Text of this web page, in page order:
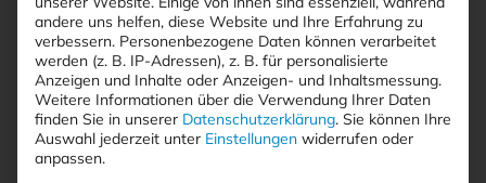
Suchen
Breadcrumb-Navigation
STARTSEITE AUTOREN THOMAS MARGNER
andere uns helfen, diese Website und Ihre Erfahrung zu
verbessern. Personenbezogene Daten können verarbeitet
werden (z. B. IP-Adressen), z. B. für personalisierte
Anzeigen und Inhalte oder Anzeigen- und Inhaltsmessung.
Weitere Informationen über die Verwendung Ihrer Daten
finden Sie in unserer Datenschutzerklärung. Sie können Ihre
Auswahl jederzeit unter Einstellungen widerrufen oder
anpassen.